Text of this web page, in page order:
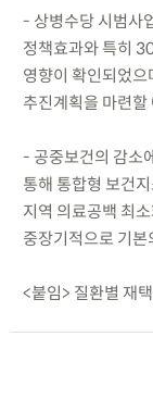
- 상병수당 시범사
정책효과와 특히
영향이 확인되었으
추진계획을 마련할
- 공중보건의 감소
통해 통합형 보건
지역 의료공백 최
중장기적으로 기본
<붙임> 질환별 재